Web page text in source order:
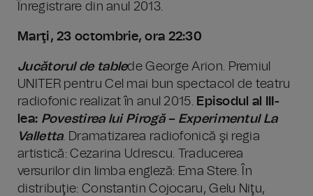
Înregistrare din anul 2013.
Marţi, 23 octombrie, ora 22:30
Jucătorul de tablede George Arion. Premiul
UNITER pentru Cel mai bun spectacol de teatru
radiofonic realizat în anul 2015. Episodul al III-
lea: Povestirea lui Pirogă – Experimentul La
Valletta. Dramatizarea radiofonică şi regia
artistică: Cezarina Udrescu. Traducerea
versurilor din limba engleză: Ema Stere. În
distribuţie: Constantin Cojocaru, Gelu Niţu,